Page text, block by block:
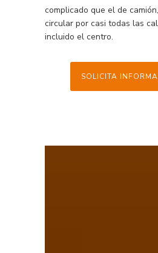
complicado que el de
circular por casi todas las
incluido el centro.
SOLICITA